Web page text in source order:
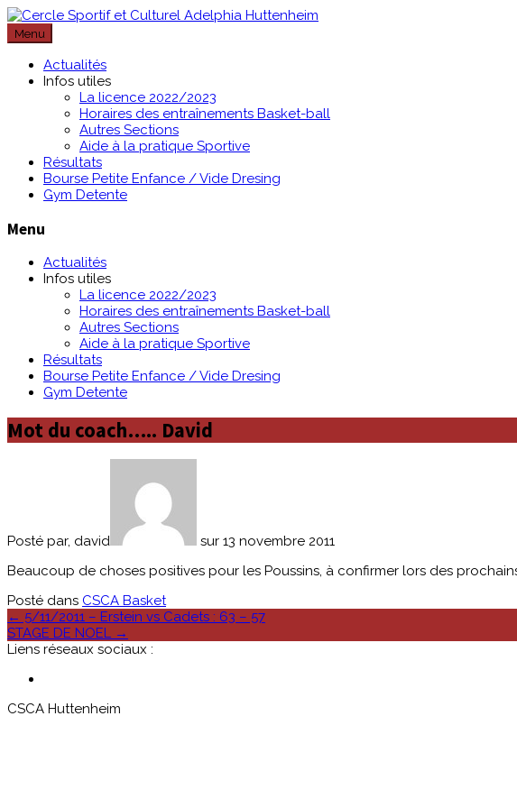
Passer
au
contenu
Menu
Actualités
Infos utiles
La licence 2022/2023
Horaires des entraînements Basket-ball
Autres Sections
Aide à la pratique Sportive
Résultats
Bourse Petite Enfance / Vide Dresing
Gym Detente
Menu
Actualités
Infos utiles
La licence 2022/2023
Horaires des entraînements Basket-ball
Autres Sections
Aide à la pratique Sportive
Résultats
Bourse Petite Enfance / Vide Dresing
Gym Detente
Mot du coach….. David
Posté par, david
sur 13 novembre 2011
Beaucoup de choses positives pour les Poussins, à confirmer lors des
Posté dans CSCA Basket
Poste
navigation
← 5/11/2011 – Erstein vs Cadets : 63 – 57
STAGE DE NOEL →
Liens réseaux sociaux :
CSCA Huttenheim